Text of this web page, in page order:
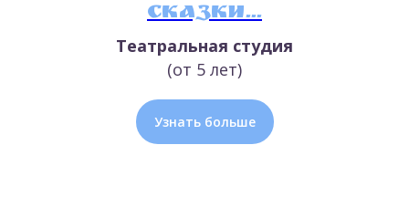
сказки...
Театральная студия
(от 5 лет)
Узнать больше